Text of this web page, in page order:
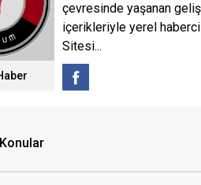
çevresinde yaşanan
içerikleriyle yerel
Sitesi...